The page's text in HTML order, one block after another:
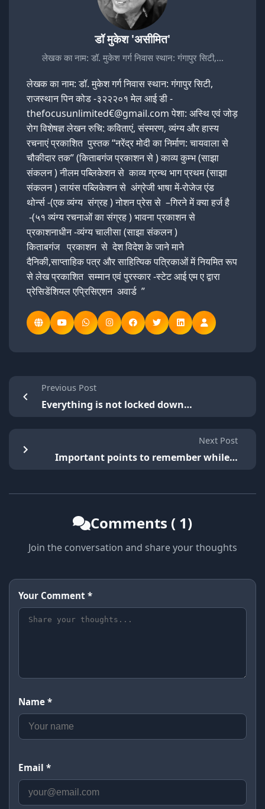
डॉ मुकेश 'असीमित'
लेखक का नाम: डॉ. मुकेश गर्ग निवास स्थान: गंगापुर सिटी,…
लेखक का नाम: डॉ. मुकेश गर्ग निवास स्थान: गंगापुर सिटी,
राजस्थान पिन कोड -३२२२०१ मेल आई डी -
thefocusunlimited€@gmail.com पेशा: अस्थि एवं जोड़
रोग विशेषज्ञ लेखन रुचि: कविताएं, संस्मरण, व्यंग्य और हास्य
रचनाएं प्रकाशित पुस्तक “नरेंद्र मोदी का निर्माण: चायवाला से
चौकीदार तक” (किताबगंज प्रकाशन से ) काव्य कुम्भ (साझा
संकलन ) नीलम पब्लिकेशन से काव्य ग्रन्थ भाग प्रथम (साझा
संकलन ) लायंस पब्लिकेशन से अंग्रेजी भाषा में-रोजेज एंड
थोर्न्स -(एक व्यंग्य संग्रह ) नोशन प्रेस से –गिरने में क्या हर्ज है
-(५१ व्यंग्य रचनाओं का संग्रह ) भावना प्रकाशन से
प्रकाशनाधीन -व्यंग्य चालीसा (साझा संकलन )
किताबगंज प्रकाशन से देश विदेश के जाने माने
दैनिकी,साप्ताहिक पत्र और साहित्यिक पत्रिकाओं में नियमित रूप
से लेख प्रकाशित सम्मान एवं पुरस्कार -स्टेट आई एम ए द्वारा
प्रेसिडेंशियल एप्रिसिएशन अवार्ड ”
Previous Post
Everything is not locked down…
Next Post
Important points to remember while…
Comments ( 1)
Join the conversation and share your thoughts
Your Comment *
Name *
Email *